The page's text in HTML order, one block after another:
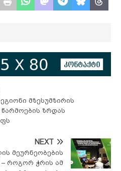
მზესუმზირის
ზრდას
NEXT
მეურნეობების
– როგორ ჭრის ამ